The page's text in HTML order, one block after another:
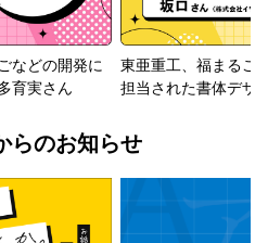
などの開発に
育実さん
東亜重工、福まるご
担当された書体デザ
らのお知らせ